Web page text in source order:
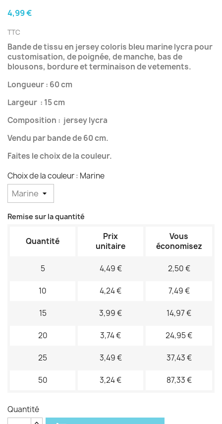
4,99 €
TTC
Bande de tissu en jersey coloris bleu marine lycra pour
customisation, de poignée, de manche, bas de
blousons, bordure et terminaison de vetements.
Longueur : 60 cm
Largeur : 15 cm
Composition : jersey lycra
Vendu par bande de 60 cm.
Faites le choix de la couleur.
Choix de la couleur : Marine
Remise sur la quantité
Quantité
Prix
unitaire
Vous
économisez
5 4,49 € 2,50 €
10 4,24 € 7,49 €
15 3,99 € 14,97 €
20 3,74 € 24,95 €
25 3,49 € 37,43 €
50 3,24 € 87,33 €
Quantité